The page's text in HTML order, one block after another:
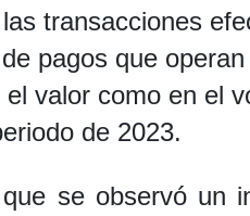
transacciones
pagos que
valor como en el
de 2023.
se observó un